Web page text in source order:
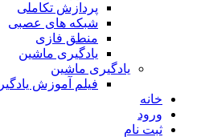
پردازش تکاملی
شبکه های عصبی
منطق فازی
یادگیری ماشین
یادگیری ماشین
فیلم آموزش
خانه
ورود
ثبت نام